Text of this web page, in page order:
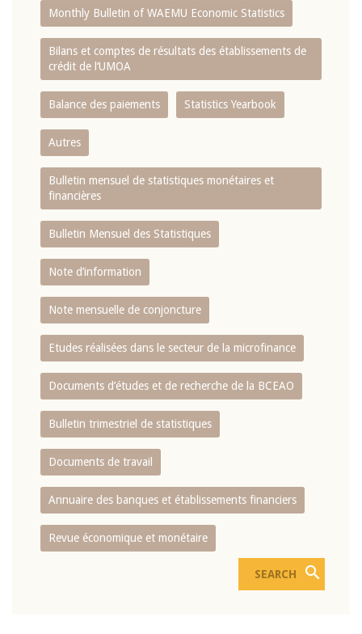
Monthly Bulletin of WAEMU Economic Statistics
Bilans et comptes de résultats des établissements de
crédit de l‘UMOA
Balance des paiements Statistics Yearbook
Autres
Bulletin mensuel de statistiques monétaires et
financières
Bulletin Mensuel des Statistiques
Note d’information
Note mensuelle de conjoncture
Etudes réalisées dans le secteur de la microfinance
Documents d’études et de recherche de la BCEAO
Bulletin trimestriel de statistiques
Documents de travail
Annuaire des banques et établissements financiers
Revue économique et monétaire